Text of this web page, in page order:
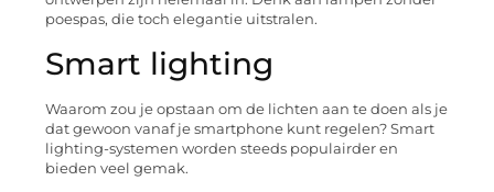
poespas, die toch elegantie uitstralen.
Smart lighting
Waarom zou je opstaan om de lichten aan te doen als je
dat gewoon vanaf je smartphone kunt regelen? Smart
lighting-systemen worden steeds populairder en
bieden veel gemak.